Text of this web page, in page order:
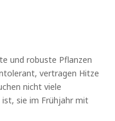
und robuste Pflanzen
vertragen Hitze
nicht viele
sie im Frühjahr mit